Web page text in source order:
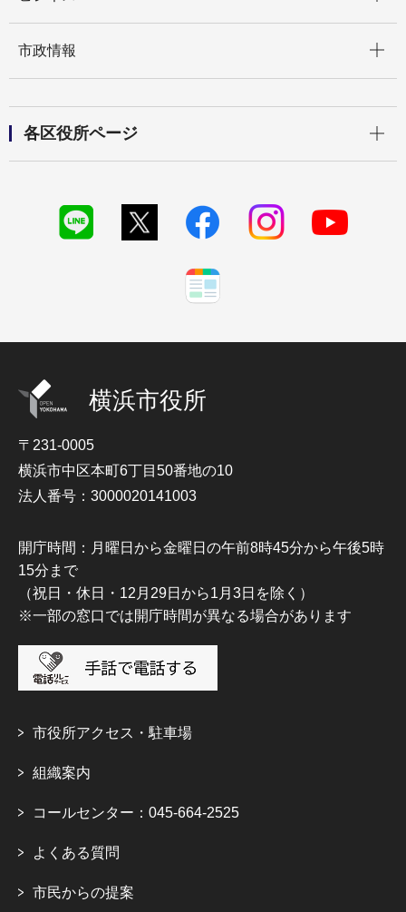
市政情報
各区役所ページ
横浜市役所
〒231-0005
横浜市中区本町6丁目50番地の10
法人番号：3000020141003
開庁時間：月曜日から金曜日の午前8時45分から午後5時
15分まで
（祝日・休日・12月29日から1月3日を除く）
※一部の窓口では開庁時間が異なる場合があります
市役所アクセス・駐車場
組織案内
コールセンター：045-664-2525
よくある質問
市民からの提案